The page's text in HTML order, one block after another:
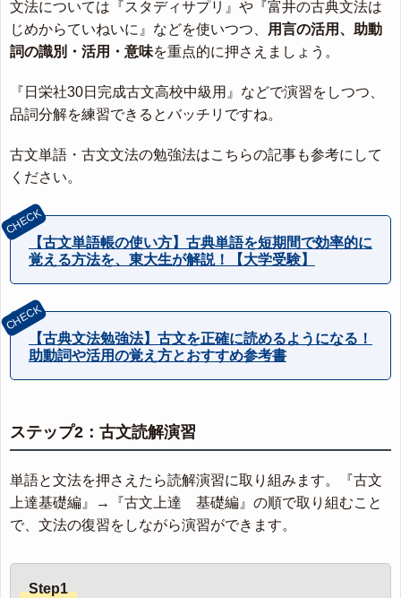
文法については『スタディサプリ』や『富井の古典文法は
じめからていねいに』などを使いつつ、
用言の活用、助動
詞の識別・活用・意味を重点的に押さえましょう。
『日栄社30日完成古文高校中級用』などで演習をしつつ、
品詞分解を練習できるとバッチリですね。
古文単語・古文文法の勉強法はこちらの記事も参考にして
ください。
【古文単語帳の使い方】古典単語を短期間で効率的に
覚える方法を、東大生が解説！【大学受験】
【古典文法勉強法】古文を正確に読めるようになる！
助動詞や活用の覚え方とおすすめ参考書
ステップ2：古文読解演習
単語と文法を押さえたら読解演習に取り組みます。『古文
上達基礎編』→『古文上達 基礎編』の順で取り組むこと
で、文法の復習をしながら演習ができます。
Step1